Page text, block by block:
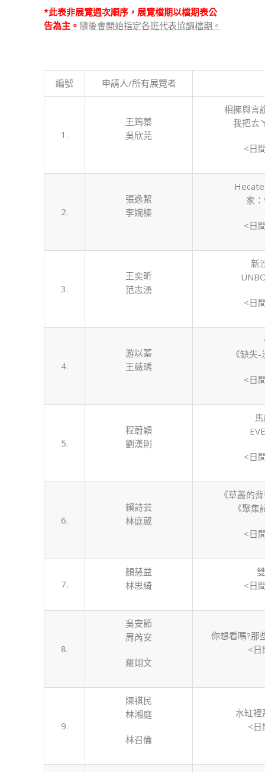
通
過
*此表非展覽週次順序，展覽檔期以檔期表公
告為主。 隨後會開始指定各班代表協調檔期。
編號 申請人/所有展覽者
1.
王筠蓁
吳欣芫
相擁與言
我把ㄊ
<日
2.
張逸絜
李婉榛
家
<日
3.
王奕昕
范志湧
新
<日
4.
游以蓁
王薇琇
《缺失
<日
5.
程蔚穎
劉漢則
<日
6.
賴詩芸
林庭葳
《草叢的
《聚
<日
7.
顏慧益
林思綺
<日
8.
吳安節
周芮安
羅翊文
你想看嗎?那
<日
9.
陳祺民
林湘庭
林召倫
水缸裡
<日